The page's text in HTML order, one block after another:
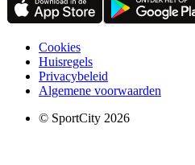
Cookies
Huisregels
Privacybeleid
Algemene voorwaarden
© SportCity 2026